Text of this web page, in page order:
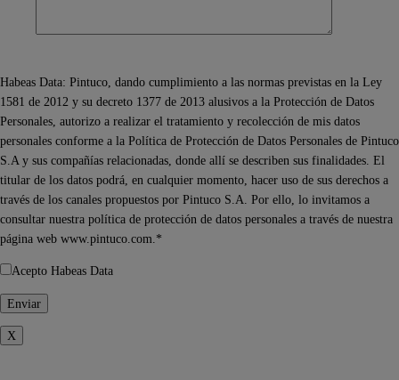
Habeas Data: Pintuco, dando cumplimiento a las normas previstas en la Ley
1581 de 2012 y su decreto 1377 de 2013 alusivos a la Protección de Datos
Personales, autorizo a realizar el tratamiento y recolección de mis datos
personales conforme a la Política de Protección de Datos Personales de Pintuco
S.A y sus compañías relacionadas, donde allí se describen sus finalidades. El
titular de los datos podrá, en cualquier momento, hacer uso de sus derechos a
través de los canales propuestos por Pintuco S.A. Por ello, lo invitamos a
consultar nuestra política de protección de datos personales a través de nuestra
página web www.pintuco.com.*
Acepto Habeas Data
X